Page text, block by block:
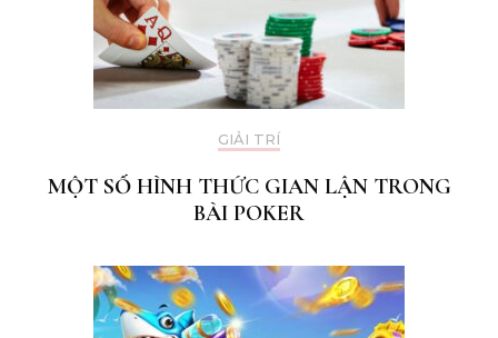
GIẢI TRÍ
MỘT SỐ HÌNH THỨC GIAN LẬN TRONG
BÀI POKER